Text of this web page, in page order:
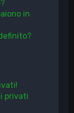
in
privati